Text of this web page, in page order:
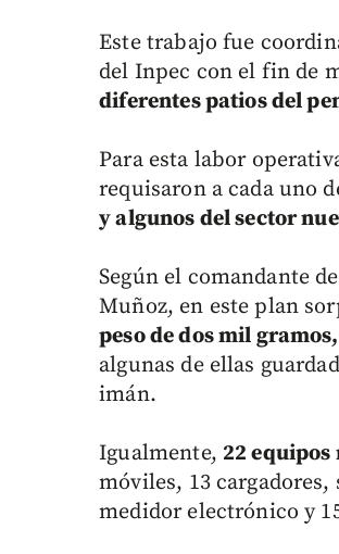
Este trabajo fue
del Inpec con el fin de
diferentes patios del
Para esta labor
requisaron a cada uno
y algunos del sector
Según el comandante
Muñoz, en este plan
peso de dos mil
algunas de ellas
imán.
Igualmente, 22
móviles, 13
medidor electrónico y